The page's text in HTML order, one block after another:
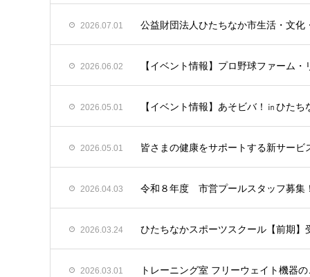
2026.07.01 公益財団法人ひたちなか市生活・文
2026.06.02 【イベント情報】プロ野球ファーム
2026.05.01 【イベント情報】あそビバ！㏌ひた
2026.05.01 皆さまの健康をサポートする新サービ
2026.04.03 令和８年度 市営プールスタッフ募集
2026.03.24 ひたちなかスポーツスクール【前期】
2026.03.01 トレーニング室 フリーウェイト機器